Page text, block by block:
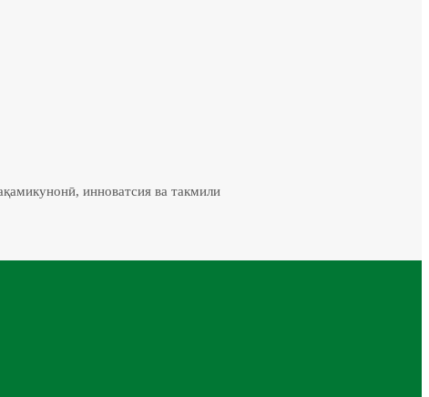
инноватсия ва такмили